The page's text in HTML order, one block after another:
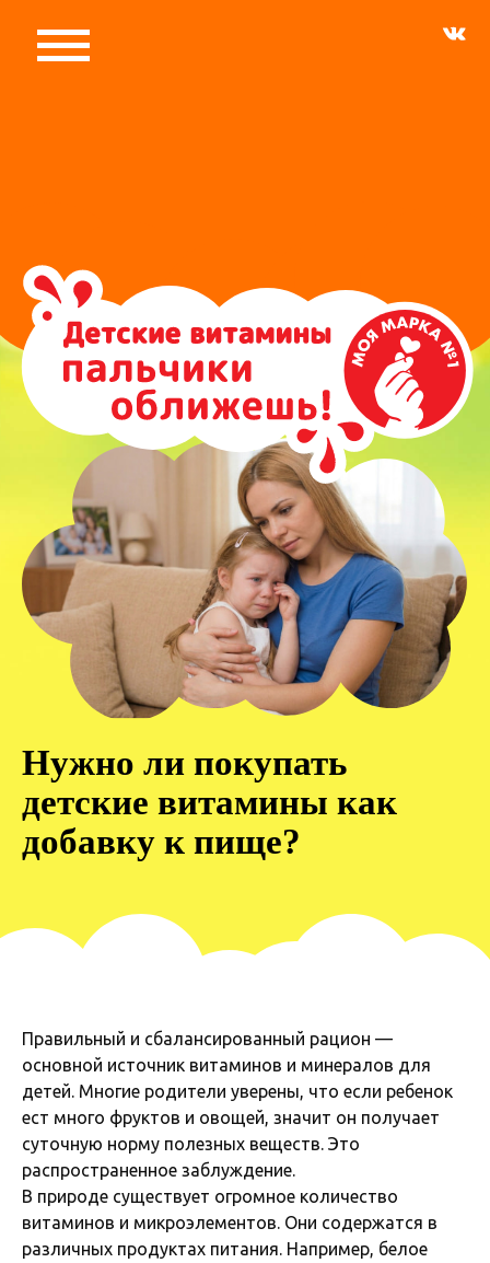
Нужно ли покупать
детские витамины как
добавку к пище?
Правильный и сбалансированный рацион —
основной источник витаминов и минералов для
детей. Многие родители уверены, что если ребенок
ест много фруктов и овощей, значит он получает
суточную норму полезных веществ. Это
распространенное заблуждение.
В природе существует огромное количество
витаминов и микроэлементов. Они содержатся в
различных продуктах питания. Например, белое